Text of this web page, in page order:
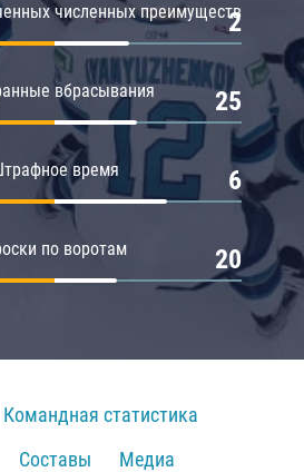
численных преимуществ
2
вбрасывания 25
время 6
по воротам 20
Командная статистика
Составы
Медиа